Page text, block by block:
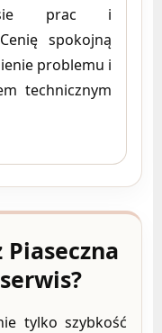
prac i
spokojną
problemu i
technicznym
tylko szybkość